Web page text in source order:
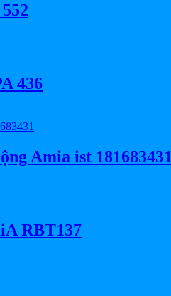
436
Amia ist 181683431
RBT137